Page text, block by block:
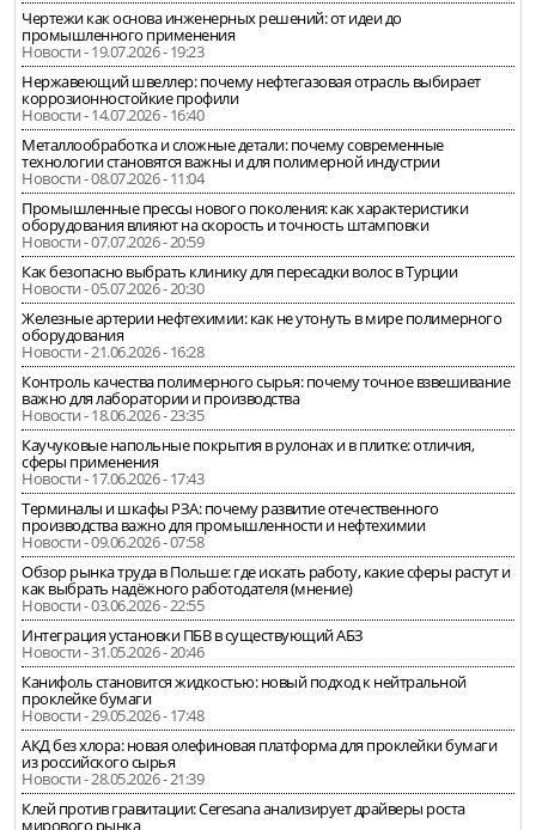
Чертежи как основа инженерных решений: от идеи до
промышленного применения
Новости - 19.07.2026 - 19:23
Нержавеющий швеллер: почему нефтегазовая отрасль выбирает
коррозионностойкие профили
Новости - 14.07.2026 - 16:40
Металлообработка и сложные детали: почему современные
технологии становятся важны и для полимерной индустрии
Новости - 08.07.2026 - 11:04
Промышленные прессы нового поколения: как характеристики
оборудования влияют на скорость и точность штамповки
Новости - 07.07.2026 - 20:59
Как безопасно выбрать клинику для пересадки волос в Турции
Новости - 05.07.2026 - 20:30
Железные артерии нефтехимии: как не утонуть в мире полимерного
оборудования
Новости - 21.06.2026 - 16:28
Контроль качества полимерного сырья: почему точное взвешивание
важно для лаборатории и производства
Новости - 18.06.2026 - 23:35
Каучуковые напольные покрытия в рулонах и в плитке: отличия,
сферы применения
Новости - 17.06.2026 - 17:43
Терминалы и шкафы РЗА: почему развитие отечественного
производства важно для промышленности и нефтехимии
Новости - 09.06.2026 - 07:58
Обзор рынка труда в Польше: где искать работу, какие сферы растут и
как выбрать надёжного работодателя (мнение)
Новости - 03.06.2026 - 22:55
Интеграция установки ПБВ в существующий АБЗ
Новости - 31.05.2026 - 20:46
Канифоль становится жидкостью: новый подход к нейтральной
проклейке бумаги
Новости - 29.05.2026 - 17:48
АКД без хлора: новая олефиновая платформа для проклейки бумаги
из российского сырья
Новости - 28.05.2026 - 21:39
Клей против гравитации: Ceresana анализирует драйверы роста
мирового рынка